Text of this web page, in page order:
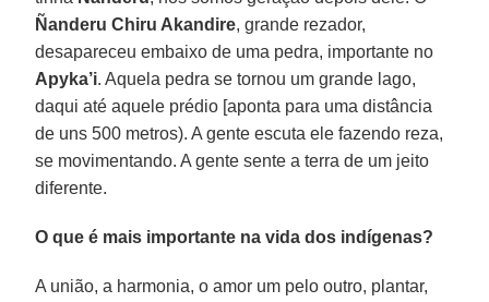
Ñanderu Chiru Akandire, grande rezador,
desapareceu embaixo de uma pedra, importante no
Apyka’i. Aquela pedra se tornou um grande lago,
daqui até aquele prédio [aponta para uma distância
de uns 500 metros). A gente escuta ele fazendo reza,
se movimentando. A gente sente a terra de um jeito
diferente.
O que é mais importante na vida dos indígenas?
A união, a harmonia, o amor um pelo outro, plantar,